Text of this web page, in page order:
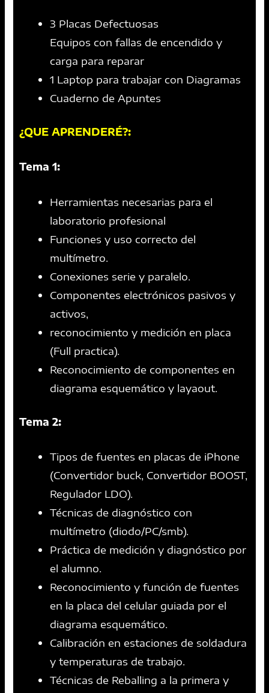
3 Placas Defectuosas
Equipos con fallas de encendido y
carga para reparar
1 Laptop para trabajar con Diagramas
Cuaderno de Apuntes
¿QUE APRENDERÉ?:
Tema 1:
Herramientas necesarias para el
laboratorio profesional
Funciones y uso correcto del
multímetro.
Conexiones serie y paralelo.
Componentes electrónicos pasivos y
activos,
reconocimiento y medición en placa
(Full practica).
Reconocimiento de componentes en
diagrama esquemático y layaout.
Tema 2:
Tipos de fuentes en placas de iPhone
(Convertidor buck, Convertidor BOOST,
Regulador LDO).
Técnicas de diagnóstico con
multímetro (diodo/PC/smb).
Práctica de medición y diagnóstico por
el alumno.
Reconocimiento y función de fuentes
en la placa del celular guiada por el
diagrama esquemático.
Calibración en estaciones de soldadura
y temperaturas de trabajo.
Técnicas de Reballing a la primera y